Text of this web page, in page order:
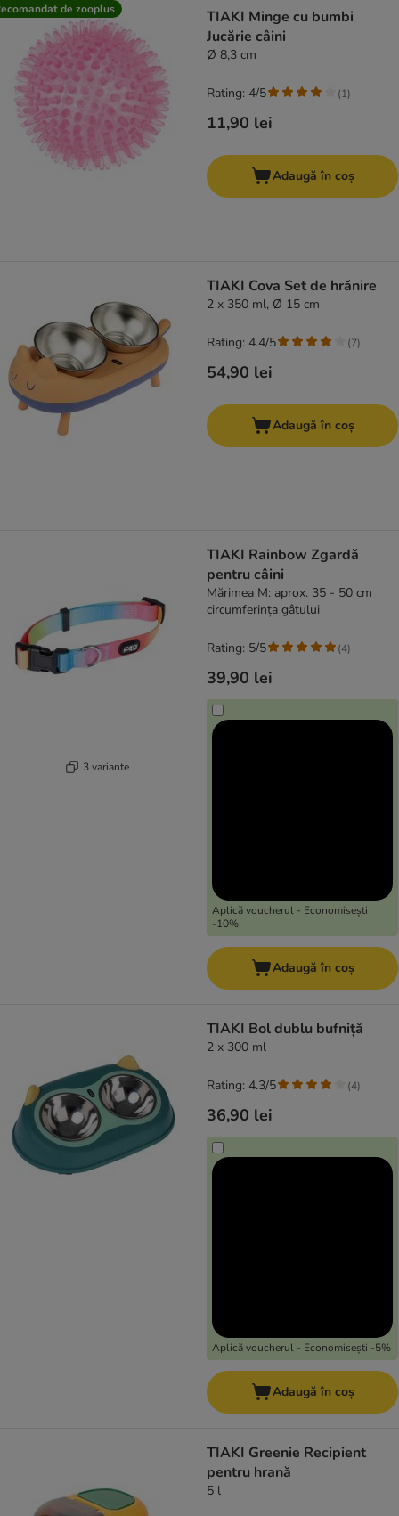
de zooplus
TIAKI Minge cu bumbi
Jucărie câini
Ø 8,3 cm
11,90 lei
Rating: 4/5 (1)
Adaugă în coș
TIAKI Cova Set de hrănire
2 x 350 ml, Ø 15 cm
54,90 lei
Rating: 4.4/5 (7)
Adaugă în coș
3 variante
TIAKI Rainbow Zgardă
pentru câini
Mărimea M: aprox. 35 - 50 cm
circumferința gâtului
39,90 lei
Aplică voucherul - Economisești
-10%
Rating: 5/5 (4)
Adaugă în coș
TIAKI Bol dublu bufniță
2 x 300 ml
36,90 lei
Aplică voucherul - Economisești -5%
Rating: 4.3/5 (4)
Adaugă în coș
TIAKI Greenie Recipient
pentru hrană
5 l